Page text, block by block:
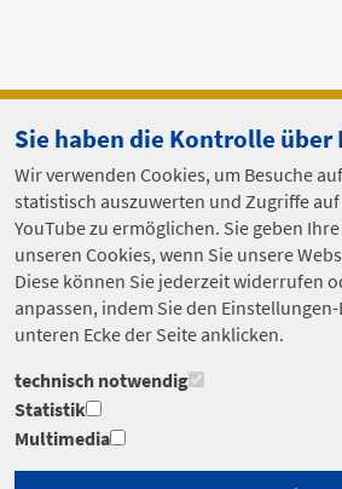
Sie haben die Kontrolle über
Wir verwenden Cookies, um Besuche
statistisch auszuwerten und Zugriffe
YouTube zu ermöglichen. Sie geben
unseren Cookies, wenn Sie unsere
Diese können Sie jederzeit widerrufen
anpassen, indem Sie den
unteren Ecke der Seite anklicken.
technisch notwendig
Statistik
Multimedia